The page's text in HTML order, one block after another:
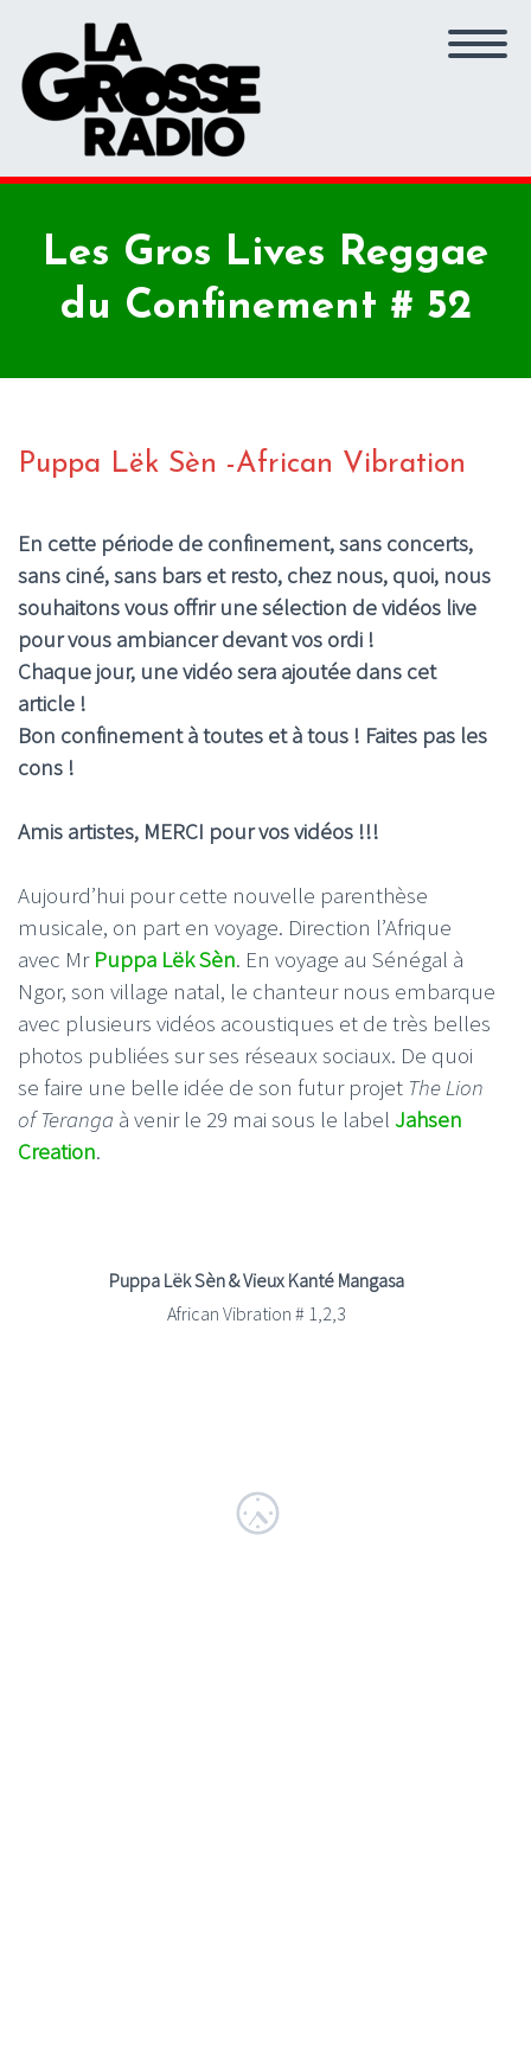
Les Gros Lives Reggae
du Confinement # 52
Puppa Lëk Sèn -African Vibration
En cette période de confinement, sans concerts,
sans ciné, sans bars et resto, chez nous, quoi, nous
souhaitons vous offrir une sélection de vidéos live
pour vous ambiancer devant vos ordi !
Chaque jour, une vidéo sera ajoutée dans cet
article !
Bon confinement à toutes et à tous ! Faites pas les
cons !
Amis artistes, MERCI pour vos vidéos !!!
Aujourd’hui pour cette nouvelle parenthèse
musicale, on part en voyage. Direction l’Afrique
avec Mr Puppa Lëk Sèn. En voyage au Sénégal à
Ngor, son village natal, le chanteur nous embarque
avec plusieurs vidéos acoustiques et de très belles
photos publiées sur ses réseaux sociaux. De quoi
se faire une belle idée de son futur projet The Lion
of Teranga à venir le 29 mai sous le label Jahsen
Creation.
Puppa Lëk Sèn & Vieux Kanté Mangasa
African Vibration # 1,2,3